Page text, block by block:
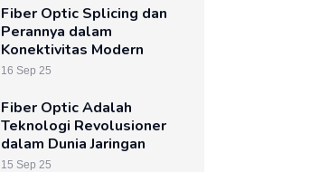
Fiber Optic Splicing dan
Perannya dalam
Konektivitas Modern
16 Sep 25
Fiber Optic Adalah
Teknologi Revolusioner
dalam Dunia Jaringan
15 Sep 25